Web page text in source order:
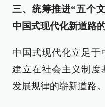
三、统筹推进“五个
中国式现代化新道路
中国式现代化立足于
建立在社会主义制度
发展规律的崭新道路。